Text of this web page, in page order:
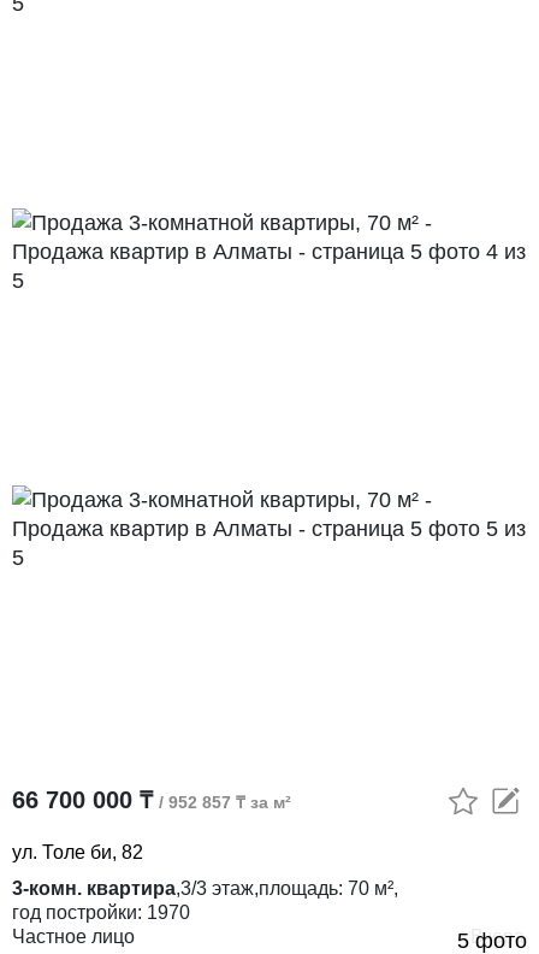
5 фото
66 700 000 ₸ / 952 857 ₸ за м²
ул. Толе би, 82
3-комн. квартира,3/3 этаж,площадь: 70 м²,
год постройки: 1970
Частное лицо
Вчера